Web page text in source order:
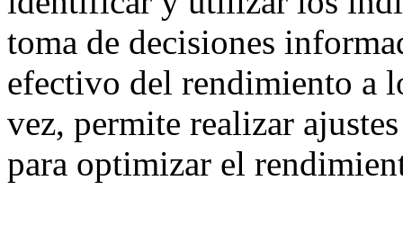
toma de decisiones
efectivo del rendimiento a
vez, permite realizar
para optimizar el